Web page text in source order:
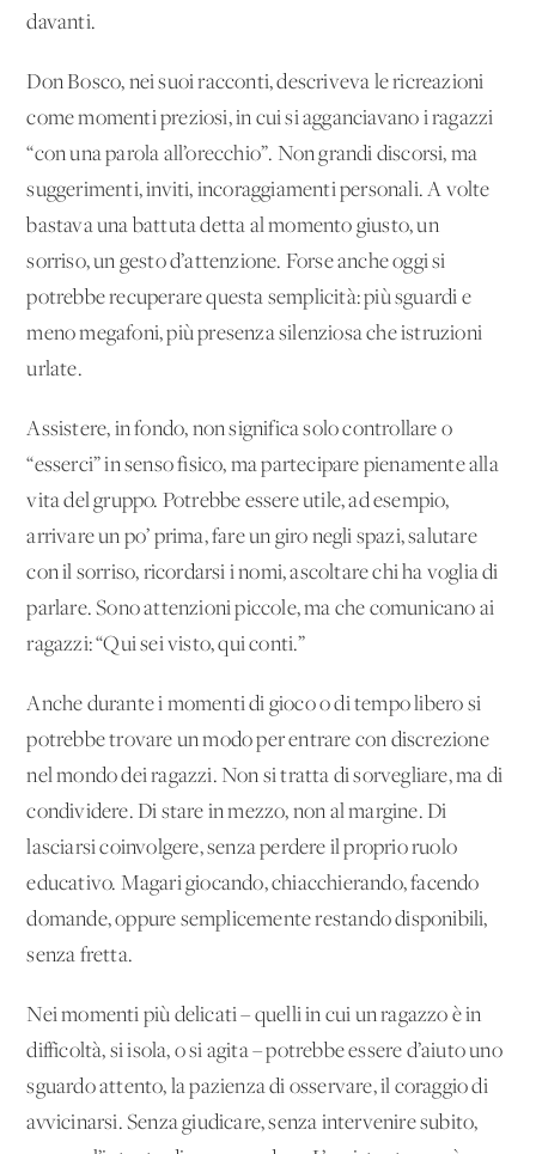
davanti.
Don Bosco, nei suoi racconti, descriveva le ricreazioni
come momenti preziosi, in cui si agganciavano i ragazzi
“con una parola all’orecchio”. Non grandi discorsi, ma
suggerimenti, inviti, incoraggiamenti personali. A volte
bastava una battuta detta al momento giusto, un
sorriso, un gesto d’attenzione. Forse anche oggi si
potrebbe recuperare questa semplicità: più sguardi e
meno megafoni, più presenza silenziosa che istruzioni
urlate.
Assistere, in fondo, non significa solo controllare o
“esserci” in senso fisico, ma partecipare pienamente alla
vita del gruppo. Potrebbe essere utile, ad esempio,
arrivare un po’ prima, fare un giro negli spazi, salutare
con il sorriso, ricordarsi i nomi, ascoltare chi ha voglia di
parlare. Sono attenzioni piccole, ma che comunicano ai
ragazzi: “Qui sei visto, qui conti.”
Anche durante i momenti di gioco o di tempo libero si
potrebbe trovare un modo per entrare con discrezione
nel mondo dei ragazzi. Non si tratta di sorvegliare, ma di
condividere. Di stare in mezzo, non al margine. Di
lasciarsi coinvolgere, senza perdere il proprio ruolo
educativo. Magari giocando, chiacchierando, facendo
domande, oppure semplicemente restando disponibili,
senza fretta.
Nei momenti più delicati – quelli in cui un ragazzo è in
difficoltà, si isola, o si agita – potrebbe essere d’aiuto uno
sguardo attento, la pazienza di osservare, il coraggio di
avvicinarsi. Senza giudicare, senza intervenire subito,